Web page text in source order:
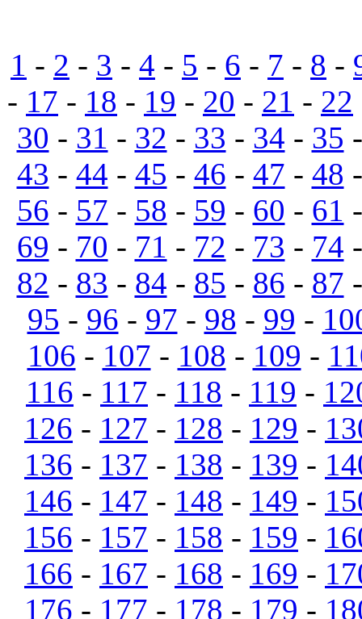
1 - 2 - 3 - 4 - 5 - 6 - 7 - 8 -
- 17 - 18 - 19 - 20 - 21 - 22
30 - 31 - 32 - 33 - 34 - 35
43 - 44 - 45 - 46 - 47 - 48
56 - 57 - 58 - 59 - 60 - 61
69 - 70 - 71 - 72 - 73 - 74
82 - 83 - 84 - 85 - 86 - 87
95 - 96 - 97 - 98 - 99 -
106 - 107 - 108 - 109 -
116 - 117 - 118 - 119 -
126 - 127 - 128 - 129 -
136 - 137 - 138 - 139 -
146 - 147 - 148 - 149 -
156 - 157 - 158 - 159 -
166 - 167 - 168 - 169 -
176 - 177 - 178 - 179 -